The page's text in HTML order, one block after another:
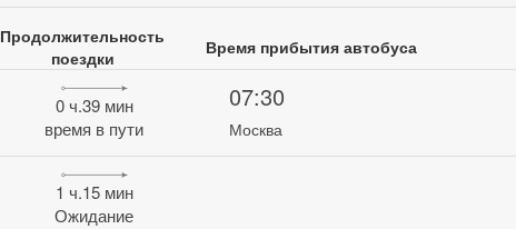
Продолжительность
поездки
Время прибытия автобуса
0 ч.39 мин
время в пути
07:30
Москва
1 ч.15 мин
Ожидание